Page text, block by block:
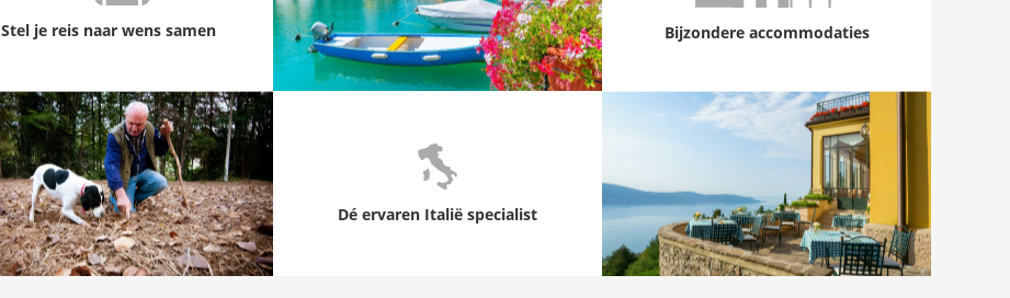
Stel je reis naar wens samen Bijzondere accommodaties
Dé ervaren Italië specialist